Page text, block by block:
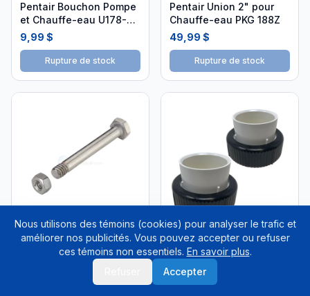
Pentair Bouchon Pompe
et Chauffe-eau U178-
920PZ
9,99 $
Rupture de stock
Pentair Union 2" pour
Chauffe-eau PKG 188Z
49,99 $
Rupture de stock
SCP DISTRIBUTORS LLC
Pentair Rainbow Vis &
SCP DISTRIBUTORS LLC
Pentair Union 2.5" IF3 -
Raccord de Plomberie
410028
49,99 $
Nous utilisons des témoins (cookies) pour analyser le trafic et
améliorer nos publicités. Vous pouvez accepter ou refuser
ces témoins non essentiels. En savoir plus.
Accepter